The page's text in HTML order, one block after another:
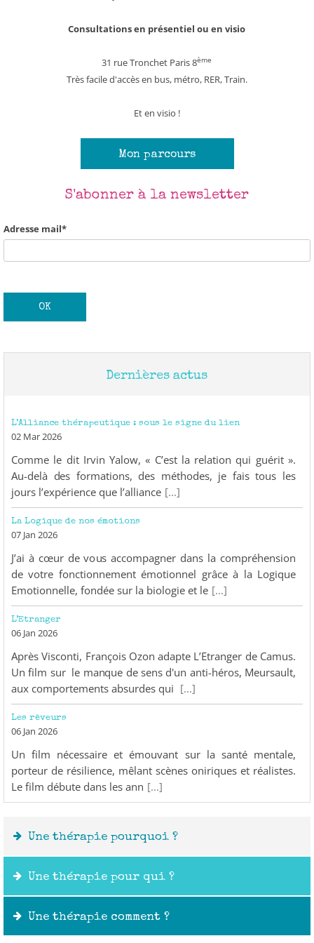
Consultations en présentiel ou en visio
31 rue Tronchet Paris 8ème
Très facile d'accès en bus, métro, RER, Train.
Et en visio !
Mon parcours
S'abonner à la newsletter
Adresse mail*
Dernières actus
L’Alliance thérapeutique : sous le signe du lien
02 Mar 2026
Comme le dit Irvin Yalow, « C’est la relation qui guérit ».
Au-delà des formations, des méthodes, je fais tous les
jours l’expérience que l’alliance [...]
La Logique de nos émotions
07 Jan 2026
J’ai à cœur de vous accompagner dans la compréhension
de votre fonctionnement émotionnel grâce à la Logique
Emotionnelle, fondée sur la biologie et le [...]
L’Etranger
06 Jan 2026
Après Visconti, François Ozon adapte L’Etranger de Camus.
Un film sur le manque de sens d'un anti-héros, Meursault,
aux comportements absurdes qui [...]
Les rêveurs
06 Jan 2026
Un film nécessaire et émouvant sur la santé mentale,
porteur de résilience, mêlant scènes oniriques et réalistes.
Le film débute dans les ann [...]
Une thérapie pourquoi ?
Une thérapie pour qui ?
Une thérapie comment ?